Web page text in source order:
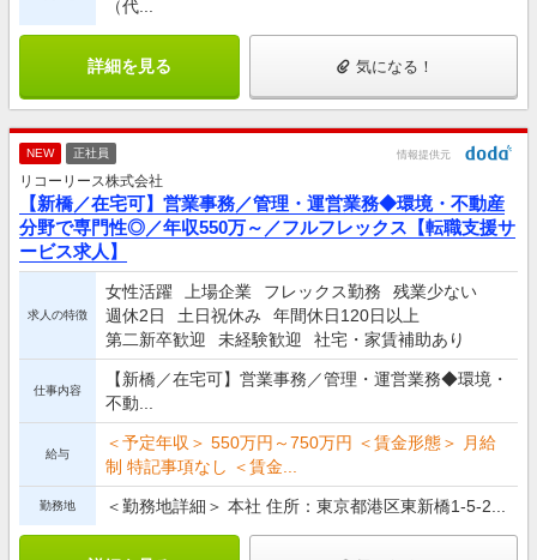
（代...
詳細を見る 気になる！
NEW 正社員 情報提供元
リコーリース株式会社
【新橋／在宅可】営業事務／管理・運営業務◆環境・不動産
分野で専門性◎／年収550万～／フルフレックス【転職支援サ
ービス求人】
求人の特徴
女性活躍 上場企業 フレックス勤務
残業少ない
週休2日
土日祝休み
年間休日120日以上
第二新卒歓迎
未経験歓迎 社宅・家賃補助あり
仕事内容
【新橋／在宅可】営業事務／管理・運営業務◆環境・
不動...
給与
＜予定年収＞ 550万円～750万円 ＜賃金形態＞ 月給
制 特記事項なし ＜賃金...
勤務地 ＜勤務地詳細＞ 本社 住所：東京都港区東新橋1-5-2...